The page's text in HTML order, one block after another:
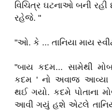
વિચિત્ર ઘટનાઓ બની
રહેજે. "
"ઓ. કે ... તાનિયા માય
"બાય કદમ... સામેથી
કદમ ' નો અવાજ આવ્યા
થઈ ગયો. કદમે પોતાના
આવી ગયું હશે એટલે